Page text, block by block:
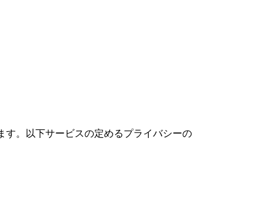
。以下サービスの定めるプライバシーの